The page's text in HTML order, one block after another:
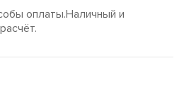
оплаты.Наличный и